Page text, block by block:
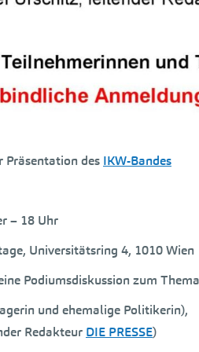
Präsentation des IKW-Bandes
– 18 Uhr
Universitätsring 4, 1010 Wien
Podiumsdiskussion zum
und ehemalige Politikerin),
Redakteur DIE PRESSE)